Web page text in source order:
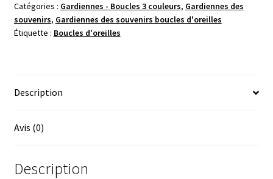
des
souvenirs
Catégories : Gardiennes - Boucles 3 couleurs, Gardiennes des
souvenirs, Gardiennes des souvenirs boucles d'oreilles
Étiquette : Boucles d'oreilles
Description
Avis (0)
Description